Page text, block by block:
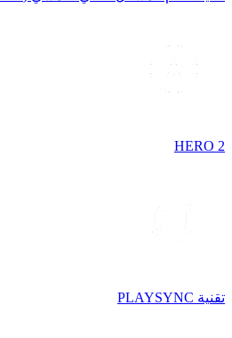
HERO 2
تقنية PLAYSYNC